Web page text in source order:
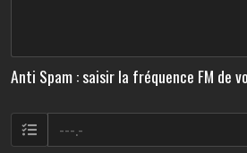
Anti Spam : saisir la fréquence FM de